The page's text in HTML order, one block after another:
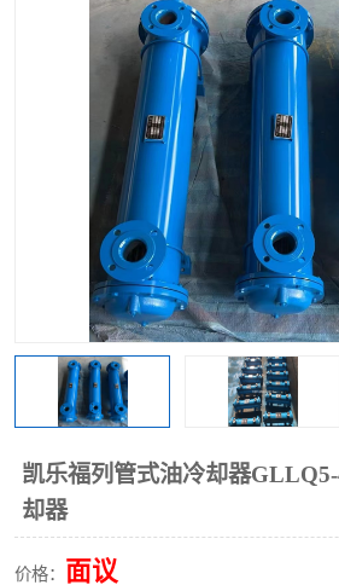
凯乐福列管式油冷却器
却器
价格： 面议
高压球阀 电机
列